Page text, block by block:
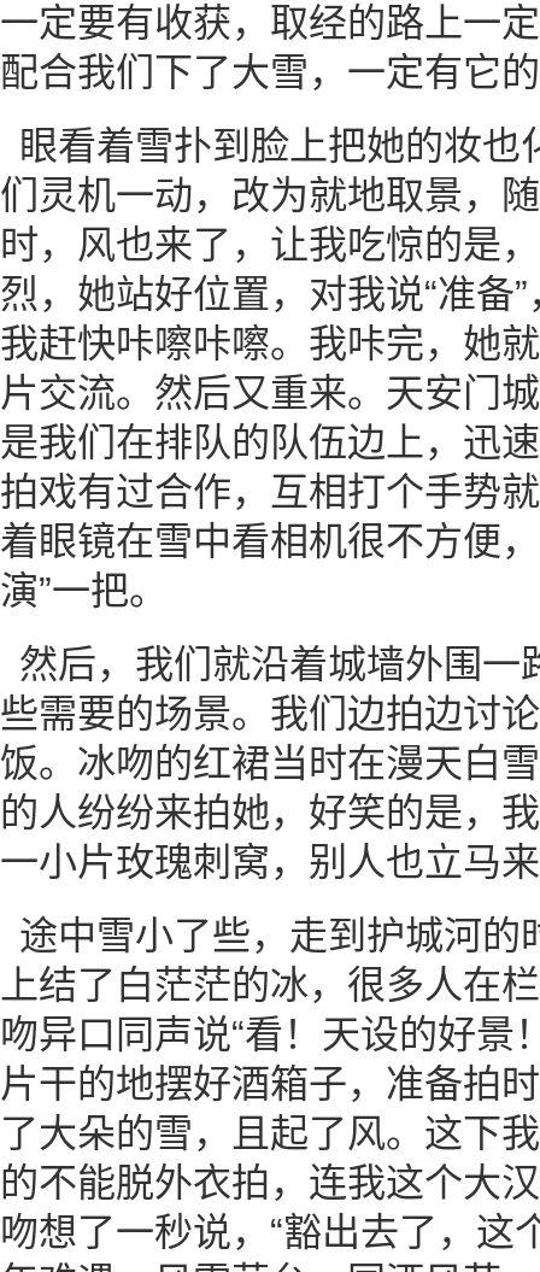
一定要有收获，取经的路上一
配合我们下了大雪，一定有它
眼看着雪扑到脸上把她的妆也
们灵机一动，改为就地取景，
时，风也来了，让我吃惊的是
烈，她站好位置，对我说“准备
我赶快咔嚓咔嚓。我咔完，她
片交流。然后又重来。天安门
是我们在排队的队伍边上，迅
拍戏有过合作，互相打个手势
着眼镜在雪中看相机很不方便
演”一把。
然后，我们就沿着城墙外围一
些需要的场景。我们边拍边讨
饭。冰吻的红裙当时在漫天白
的人纷纷来拍她，好笑的是，
一小片玫瑰刺窝，别人也立马
途中雪小了些，走到护城河的
上结了白茫茫的冰，很多人在
吻异口同声说“看！天设的好景
片干的地摆好酒箱子，准备拍
了大朵的雪，且起了风。这下
的不能脱外衣拍，连我这个大
吻想了一秒说，“豁出去了，这